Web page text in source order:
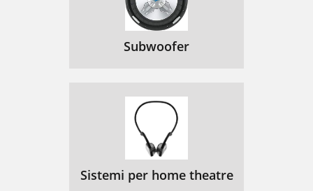
Subwoofer
Sistemi per home theatre